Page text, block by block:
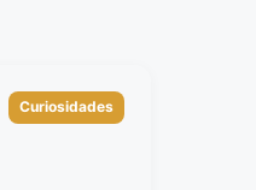
Categorías
Curiosidades